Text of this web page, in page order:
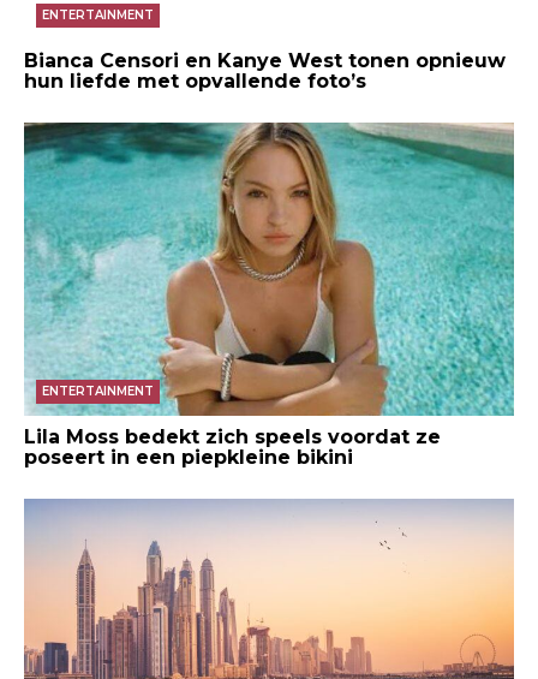
ENTERTAINMENT
Bianca Censori en Kanye West tonen opnieuw
hun liefde met opvallende foto’s
ENTERTAINMENT
Lila Moss bedekt zich speels voordat ze
poseert in een piepkleine bikini